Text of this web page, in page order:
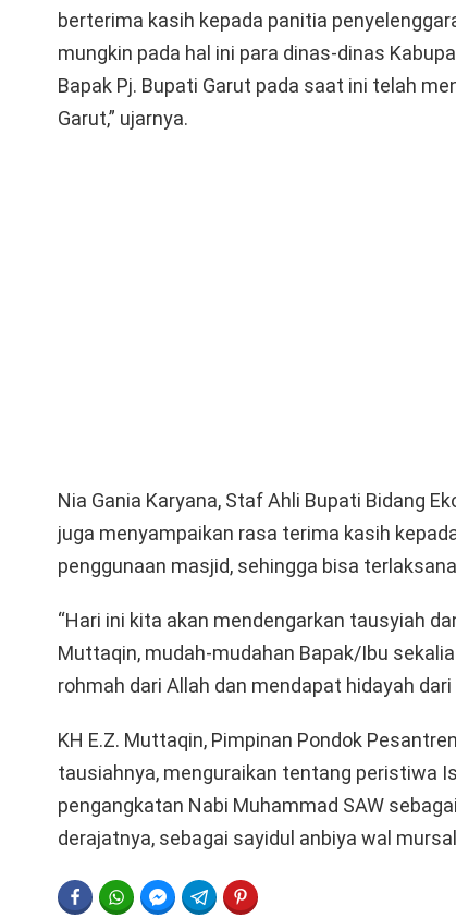
berterima kasih kepada panitia
mungkin pada hal ini para dinas-dinas
Bapak Pj. Bupati Garut pada saat ini telah
Garut,” ujarnya.
Nia Gania Karyana, Staf Ahli Bupati Bidang
juga menyampaikan rasa terima kasih
penggunaan masjid, sehingga bisa
“Hari ini kita akan mendengarkan tausyiah
Muttaqin, mudah-mudahan Bapak/Ibu
rohmah dari Allah dan mendapat hidayah dari
KH E.Z. Muttaqin, Pimpinan Pondok
tausiahnya, menguraikan tentang peristiwa
pengangkatan Nabi Muhammad SAW
derajatnya, sebagai sayidul anbiya wal
FACEBOOKWHATSAPPFACEBOOK MESSENGER
TELEGRAM